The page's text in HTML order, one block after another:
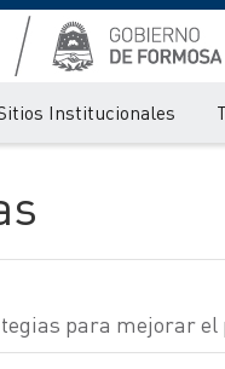
Institucionales
para mejorar el